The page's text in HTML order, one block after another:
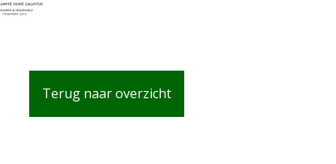
Terug naar overzicht